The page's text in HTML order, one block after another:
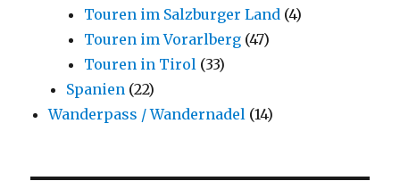
Touren im Salzburger Land (4)
Touren im Vorarlberg (47)
Touren in Tirol (33)
Spanien (22)
Wanderpass / Wandernadel (14)